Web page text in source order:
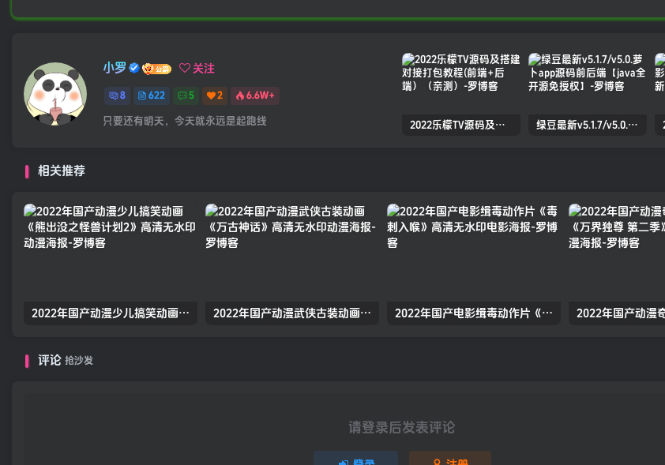
小罗 关注
8 622 5 2 6.6W+
只要还有明天，今天就永远是起跑线 2022乐檬TV源码及搭建对接打包教程(前端+后端）（亲测） 绿豆最新v5.1.7/v5.0.萝卜app源码前后端【java全开源免授权】
相关推荐
2022年国产动漫少儿搞笑动画《熊出没之怪兽计划2》高清无水印动漫海报 2022年国产动漫武侠古装动画《万古神话》高清无水印动漫海报 2022年国产电影缉毒动作片《毒刺入喉》高清无水印电影海报
评论 抢沙发
请登录后发表评论